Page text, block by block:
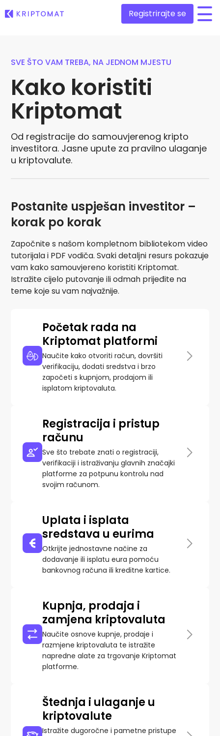
Sve cijene
Više od 300 kriptovaluta
Najveći Pad i Rast
Pronađite mogućnosti ulaganja
Nedavno dodani
Novi tokeni dodani na Kriptomat
Da ste investirali 100 eura u…
...danas biste imali
Kupite i prodajte kriptovalute
Kupite preko 300 kriptovaluta
Više od 1000 parova
Inteligentni portfelji
Pametno ulaganje u kripto
Istraživač ulaganja
Pronađi svoju kripto strategiju
KriptoEarn
Zaradite kripto nagrade
Trezor
Uštedite kriptovalute za svoju budućnost
Upozorenja o cijenama
Stalna ažuriranja cijena vaših omiljenih tokena
Istražite sredstva
Otkrijte prilike za ulaganje
Analitika portfelja
Registrirajte se
SVE ŠTO VAM TREBA, NA JEDNOM MJESTU
Kako koristiti
Kriptomat
Od registracije do samouvjerenog kripto
investitora. Jasne upute za pravilno ulaganje
u kriptovalute.
Postanite uspješan investitor –
korak po korak
Započnite s našom kompletnom bibliotekom video
tutorijala i PDF vodiča. Svaki detaljni resurs pokazuje
vam kako samouvjereno koristiti Kriptomat.
Istražite cijelo putovanje ili odmah prijeđite na
teme koje su vam najvažnije.
Početak rada na
Kriptomat platformi
Naučite kako otvoriti račun, dovršiti
verifikaciju, dodati sredstva i brzo
započeti s kupnjom, prodajom ili
isplatom kriptovaluta.
Registracija i pristup
računu
Sve što trebate znati o registraciji,
verifikaciji i istraživanju glavnih značajki
platforme za potpunu kontrolu nad
svojim računom.
Uplata i isplata
sredstava u eurima
Otkrijte jednostavne načine za
dodavanje ili isplatu eura pomoću
bankovnog računa ili kreditne kartice.
Kupnja, prodaja i
zamjena kriptovaluta
Naučite osnove kupnje, prodaje i
razmjene kriptovaluta te istražite
napredne alate za trgovanje Kriptomat
platforme.
Štednja i ulaganje u
kriptovalute
Istražite dugoročne i pametne pristupe